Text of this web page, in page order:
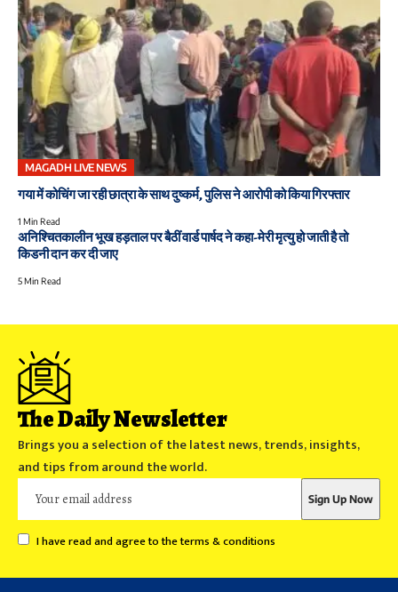
MAGADH LIVE NEWS
गया में कोचिंग जा रही छात्रा के साथ दुष्कर्म, पुलिस ने आरोपी को किया गिरफ्तार
1 Min Read
अनिश्चितकालीन भूख हड़ताल पर बैठीं वार्ड पार्षद ने कहा-मेरी मृत्यु हो जाती है तो
किडनी दान कर दी जाए
5 Min Read
The Daily Newsletter
Brings you a selection of the latest news, trends, insights,
and tips from around the world.
I have read and agree to the terms & conditions